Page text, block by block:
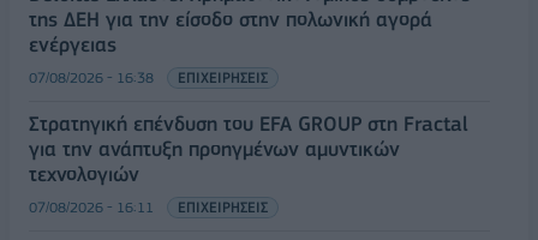
της ΔΕΗ για την είσοδο στην πολωνική αγορά
ενέργειας
07/08/2026 - 16:38 ΕΠΙΧΕΙΡΗΣΕΙΣ
Στρατηγική επένδυση του EFA GROUP στη Fractal
για την ανάπτυξη προηγμένων αμυντικών
τεχνολογιών
07/08/2026 - 16:11 ΕΠΙΧΕΙΡΗΣΕΙΣ